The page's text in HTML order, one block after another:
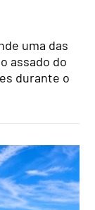
uma das
assado do
durante o